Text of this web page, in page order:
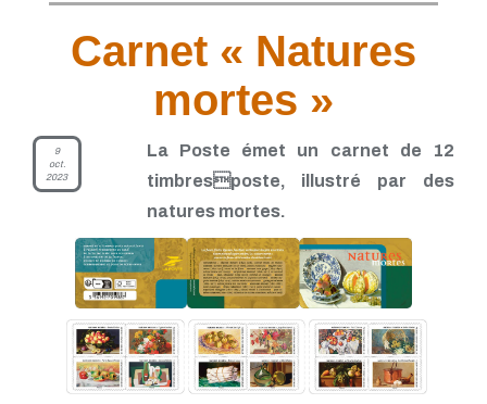
Carnet « Natures
mortes »
9
oct.
2023
La Poste émet un carnet de 12
timbresposte, illustré par des
natures mortes.